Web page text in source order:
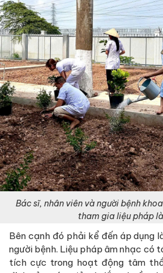
Bác sĩ, nhân viên và người bệnh
tham gia liệu pháp
Bên cạnh đó phải kể đến áp dụng
người bệnh. Liệu pháp âm nhạc có
tích cực trong hoạt động tâm